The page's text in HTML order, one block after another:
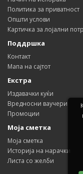
Политика за приватност
Општи услови
Картичка за лојални
Поддршка
Контакт
Мапа на сајтот
Екстра
Издавачки куќи
Вредносни ваучери
Промоции
Моја сметка
Моја сметка
Историја на нарачки
Листа со желби